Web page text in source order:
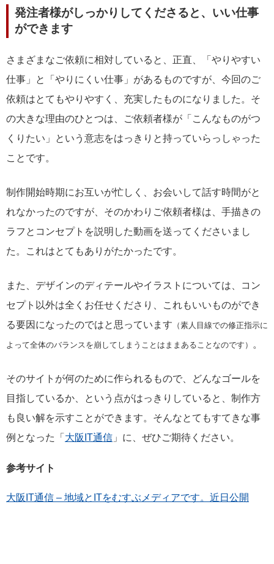
発注者様がしっかりしてくださると、いい仕事
ができます
さまざまなご依頼に相対していると、正直、「やりやすい
仕事」と「やりにくい仕事」があるものですが、今回のご
依頼はとてもやりやすく、充実したものになりました。そ
の大きな理由のひとつは、ご依頼者様が「こんなものがつ
くりたい」という意志をはっきりと持っていらっしゃった
ことです。
制作開始時期にお互いが忙しく、お会いして話す時間がと
れなかったのですが、そのかわりご依頼者様は、手描きの
ラフとコンセプトを説明した動画を送ってくださいまし
た。これはとてもありがたかったです。
また、デザインのディテールやイラストについては、コン
セプト以外は全くお任せくださり、これもいいものができ
る要因になったのではと思っています （素人目線での修正指示に
よって全体のバランスを崩してしまうことはままあることなのです） 。
そのサイトが何のために作られるもので、どんなゴールを
目指しているか、という点がはっきりしていると、制作方
も良い解を示すことができます。そんなとてもすてきな事
例となった「 大阪IT通信 」に、ぜひご期待ください。
参考サイト
大阪IT通信 – 地域とITをむすぶメディアです。近日公開